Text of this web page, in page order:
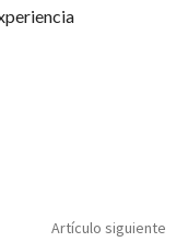
Artículo siguiente